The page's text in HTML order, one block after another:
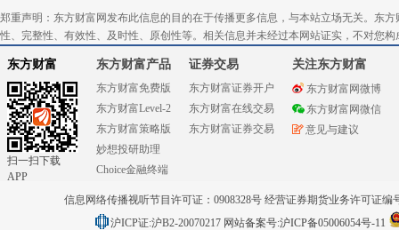
郑重声明：东方财富网发布此信息的目的在于传播更多信息，与本站立场无关。东
性、完整性、有效性、及时性、原创性等。相关信息并未经过本网站证实，不对您
东方财富
扫一扫下载
APP
东方财富产品
东方财富免费版
东方财富Level-2
东方财富策略版
妙想投研助理
Choice金融终端
证券交易
东方财富证券开户
东方财富在线交易
东方财富证券交易
关注东方财富
东方财富网微博
东方财富网微信
意见与建议
信息网络传播视听节目许可证：0908328号 经营证券期货业务许可证编
沪ICP证:沪B2-20070217 网站备案号:沪ICP备05006054号-11